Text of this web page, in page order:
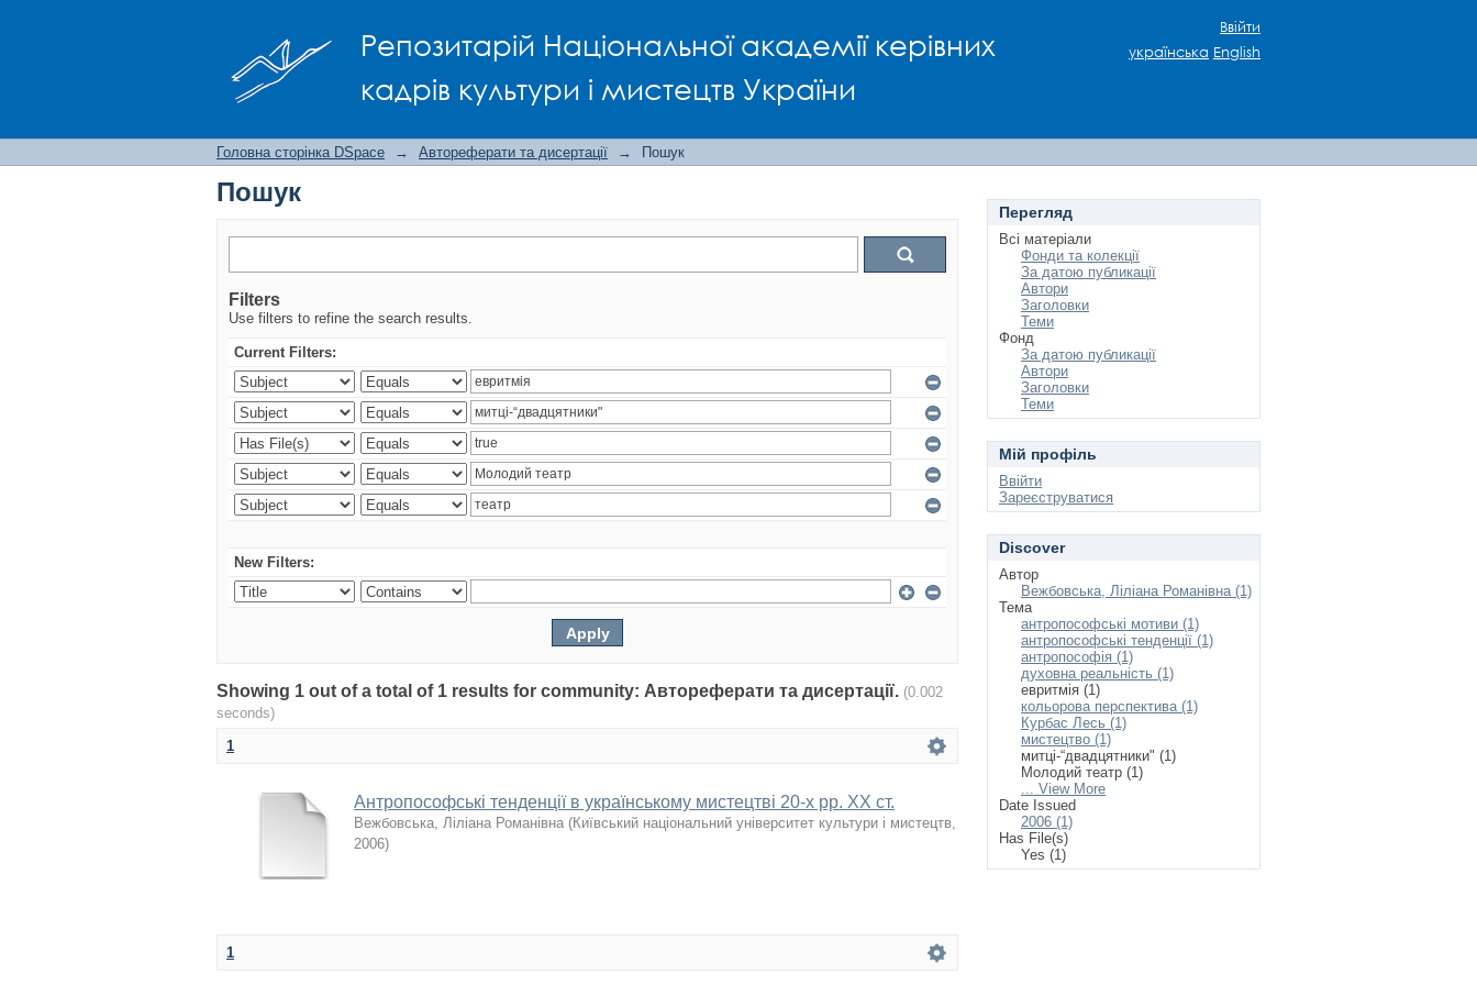
Репозитарій Національної академії керівних
кадрів культури і мистецтв України
Ввійти
українська English
Головна сторінка DSpace → Автореферати та дисертації → Пошук
Пошук
Filters
Use filters to refine the search results.
Current Filters:
New Filters:
Showing 1 out of a total of 1 results for community: Автореферати та дисертації. (0.002
seconds)
1
Антропософські тенденції в українському мистецтві 20-х рр. ХХ ст.
Вежбовська, Ліліана Романівна (Київський національний університет культури і мистецтв,
2006)
1
Перегляд
Всі матеріали
Фонди та колекції
За датою публикації
Автори
Заголовки
Теми
Фонд
За датою публикації
Автори
Заголовки
Теми
Мій профіль
Ввійти
Зареєструватися
Discover
Автор
Вежбовська, Ліліана Романівна (1)
Тема
антропософські мотиви (1)
антропософські тенденції (1)
антропософія (1)
духовна реальність (1)
евритмія (1)
кольорова перспектива (1)
Курбас Лесь (1)
мистецтво (1)
митці-“двадцятники" (1)
Молодий театр (1)
... View More
Date Issued
2006 (1)
Has File(s)
Yes (1)